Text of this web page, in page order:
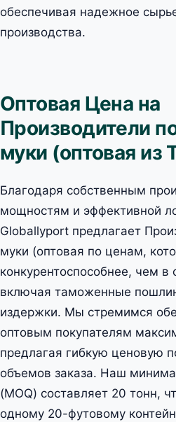
обеспечивая надежное
производства.
Оптовая Цена на
Производители
муки (оптовая из
Благодаря собственным
мощностям и эффективной
Globallyport предлагает
муки (оптовая по ценам,
конкурентоспособнее, чем в
включая таможенные
издержки. Мы стремимся
оптовым покупателям
предлагая гибкую ценовую
объемов заказа. Наш
(MOQ) составляет 20 тонн,
одному 20-футовому